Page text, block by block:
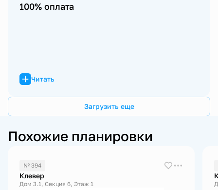
100% оплата
Читать
Загрузить еще
Похожие планировки
№ 394
Клевер
Дом 3.1, Секция 6, Этаж 1